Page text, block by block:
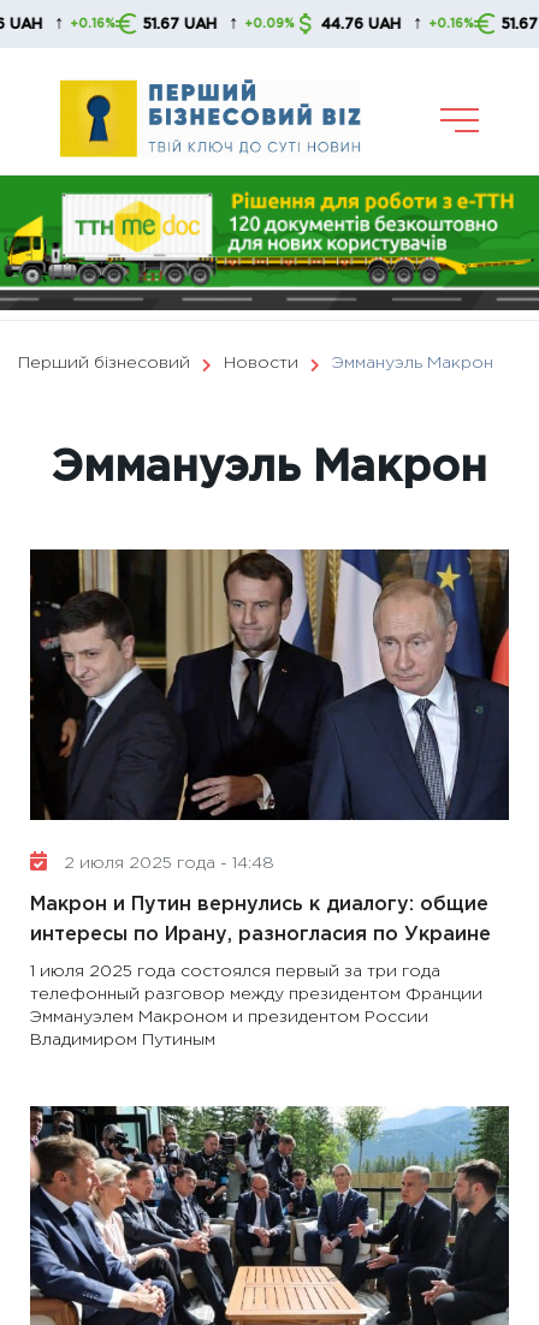
Skip
51.67 UAH ↑ +0.09% 44.76 UAH ↑ +0.16% 51.67 UAH ↑
Перший бізнесовий Новости Эммануэль Макрон
Эммануэль Макрон
2 июля 2025 года - 14:48
Макрон и Путин вернулись к диалогу: общие
интересы по Ирану, разногласия по Украине
1 июля 2025 года состоялся первый за три года
телефонный разговор между президентом Франции
Эммануэлем Макроном и президентом России
Владимиром Путиным